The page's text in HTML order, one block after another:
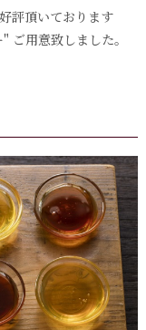
評頂いております
ご用意致しました。